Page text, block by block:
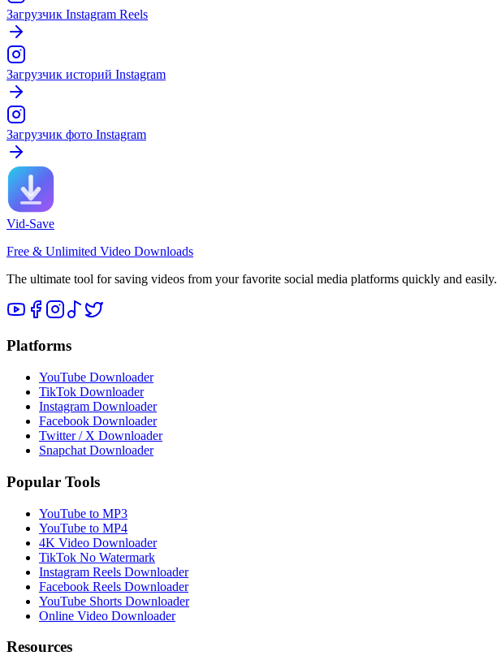
Загрузчик Instagram Reels
Загрузчик историй Instagram
Загрузчик фото Instagram
Vid-Save
Free & Unlimited Video Downloads
The ultimate tool for saving videos from your favorite social media platforms quickly and easily.
Platforms
YouTube Downloader
TikTok Downloader
Instagram Downloader
Facebook Downloader
Twitter / X Downloader
Snapchat Downloader
Popular Tools
YouTube to MP3
YouTube to MP4
4K Video Downloader
TikTok No Watermark
Instagram Reels Downloader
Facebook Reels Downloader
YouTube Shorts Downloader
Online Video Downloader
Resources